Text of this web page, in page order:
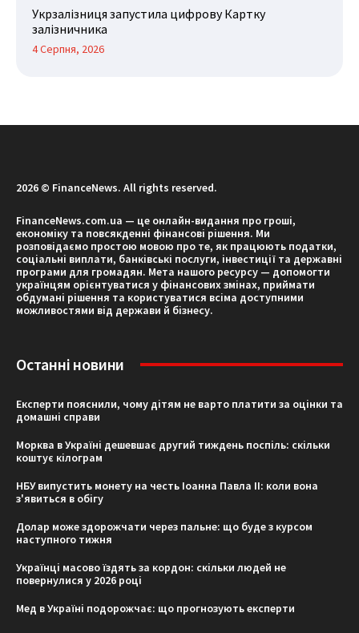
Укрзалізниця запустила цифрову Картку
залізничника
4 Серпня, 2026
2026 © FinanceNews. All rights reserved.
FinanceNews.com.ua — це онлайн-видання про гроші,
економіку та повсякденні фінансові рішення. Ми
розповідаємо простою мовою про те, як працюють податки,
соціальні виплати, банківські послуги, інвестиції та державні
програми для громадян. Мета нашого ресурсу — допомогти
українцям орієнтуватися у фінансових змінах, приймати
обдумані рішення та користуватися всіма доступними
можливостями від держави й бізнесу.
Останні новини
Експерти пояснили, чому дітям не варто платити за оцінки та
домашні справи
Морква в Україні дешевшає другий тиждень поспіль: скільки
коштує кілограм
НБУ випустить монету на честь Іоанна Павла II: коли вона
з'явиться в обігу
Долар може здорожчати через пальне: що буде з курсом
наступного тижня
Українці масово їздять за кордон: скільки людей не
повернулися у 2026 році
Мед в Україні подорожчає: що прогнозують експерти